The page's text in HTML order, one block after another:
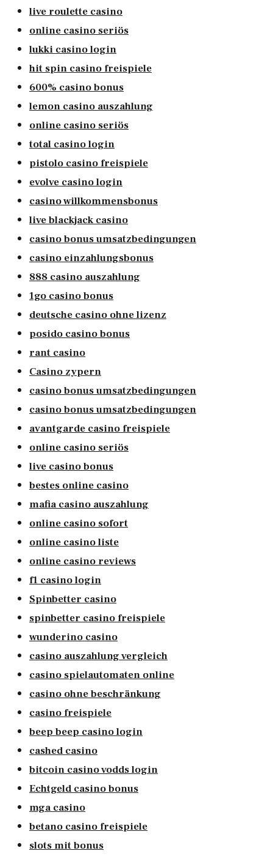
live roulette casino
online casino seriös
lukki casino login
hit spin casino freispiele
600% casino bonus
lemon casino auszahlung
online casino seriös
total casino login
pistolo casino freispiele
evolve casino login
casino willkommensbonus
live blackjack casino
casino bonus umsatzbedingungen
casino einzahlungsbonus
888 casino auszahlung
1go casino bonus
deutsche casino ohne lizenz
posido casino bonus
rant casino
Casino zypern
casino bonus umsatzbedingungen
casino bonus umsatzbedingungen
avantgarde casino freispiele
online casino seriös
live casino bonus
bestes online casino
mafia casino auszahlung
online casino sofort
online casino liste
online casino reviews
f1 casino login
Spinbetter casino
spinbetter casino freispiele
wunderino casino
casino auszahlung vergleich
casino spielautomaten online
casino ohne beschränkung
casino freispiele
beep beep casino login
cashed casino
bitcoin casino vodds login
Echtgeld casino bonus
mga casino
betano casino freispiele
slots mit bonus